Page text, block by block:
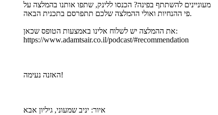
מעוניינים להשתתף בפינה? הכנסו ללינק, שתפו אותנו בהמלצה על
פי ההנחיות ואולי ההמלצה שלכם תתפרסם בתכנית הבאה.
את ההמלצה יש לשלוח אלינו באמצעות הטופס שכאן:
https://www.adamtsair.co.il/podcast/#recommendation
האזנה נעימה!
איור: יניב שמעוני, גיליון אבא